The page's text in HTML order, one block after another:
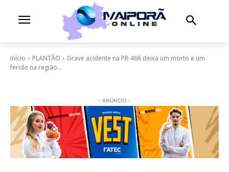
Início PLANTÃO
Grave acidente na PR-466 deixa um morto e um
ferido na região...
- ANÚNCIO -